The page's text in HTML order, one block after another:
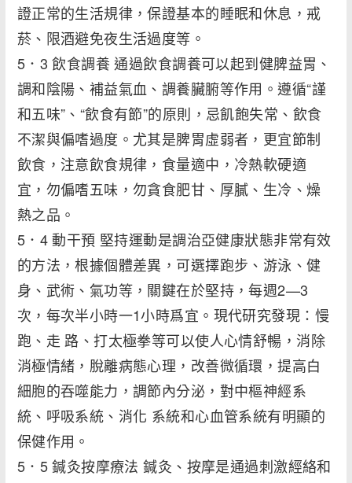
證正常的生活規律，保證基本的睡眠和休息，戒
菸、限酒避免夜生活過度等。
5．3 飲食調養 通過飲食調養可以起到健脾益胃、
調和陰陽、補益氣血、調養臟腑等作用。遵循“謹
和五味”、“飲食有節”的原則，忌飢飽失常、飲食
不潔與偏嗜過度。尤其是脾胃虛弱者，更宜節制
飲食，注意飲食規律，食量適中，冷熱軟硬適
宜，勿偏嗜五味，勿貪食肥甘、厚膩、生冷、燥
熱之品。
5．4 動干預 堅持運動是調治亞健康狀態非常有效
的方法，根據個體差異，可選擇跑步、游泳、健
身、武術、氣功等，關鍵在於堅持，每週2—3
次，每次半小時一1小時爲宜。現代研究發現：慢
跑、走 路、打太極拳等可以使人心情舒暢，消除
消極情緒，脫離病態心理，改善微循環，提高白
細胞的吞噬能力，調節內分泌，對中樞神經系
統、呼吸系統、消化 系統和心血管系統有明顯的
保健作用。
5．5 鍼灸按摩療法 鍼灸、按摩是通過刺激經絡和